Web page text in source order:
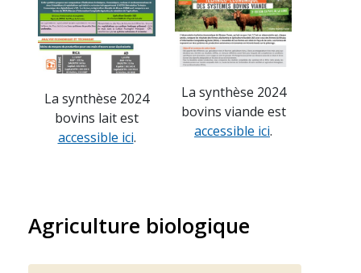
La synthèse 2024
bovins lait est
accessible ici.
La synthèse 2024
bovins viande est
accessible ici.
Agriculture biologique